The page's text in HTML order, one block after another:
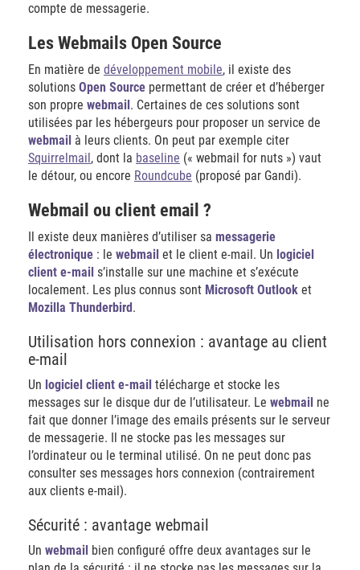
compte de messagerie.
Les Webmails Open Source
En matière de développement mobile, il existe des
solutions Open Source permettant de créer et d’héberger
son propre webmail . Certaines de ces solutions sont
utilisées par les hébergeurs pour proposer un service de
webmail à leurs clients. On peut par exemple citer
Squirrelmail , dont la baseline (« webmail for nuts ») vaut
le détour, ou encore Roundcube (proposé par Gandi).
Webmail ou client email ?
Il existe deux manières d’utiliser sa messagerie
électronique : le webmail et le client e-mail. Un logiciel
client e-mail s’installe sur une machine et s’exécute
localement. Les plus connus sont Microsoft Outlook et
Mozilla Thunderbird.
Utilisation hors connexion : avantage au client
e-mail
Un logiciel client e-mail télécharge et stocke les
messages sur le disque dur de l’utilisateur. Le webmail ne
fait que donner l’image des emails présents sur le serveur
de messagerie. Il ne stocke pas les messages sur
l’ordinateur ou le terminal utilisé. On ne peut donc pas
consulter ses messages hors connexion (contrairement
aux clients e-mail).
Sécurité : avantage webmail
Un webmail bien configuré offre deux avantages sur le